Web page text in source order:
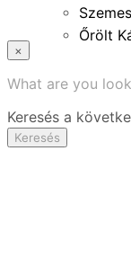
Őrölt
Instant
Zacskó
Tartozékok
×
What are you
Keresés a
Keresés